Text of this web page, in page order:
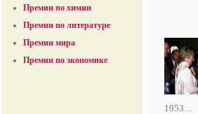
Премии по химии
Премии по литературе
Премии мира
Премии по экономике
1953…